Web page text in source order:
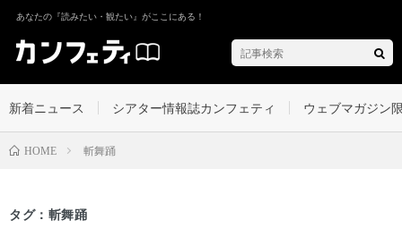
あなたの『読みたい・観たい』がここにある！
新着ニュース シアター情報誌カンフェティ ウェブマガジン
HOME 斬舞踊
タグ：斬舞踊